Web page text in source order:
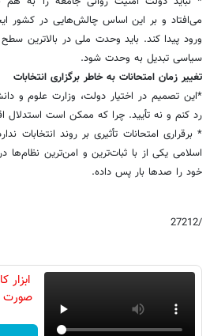
می‌افتاد و بر این اساس چالش‌هایی در کشور
ورود پیدا کند. باید وحدت ملی در بالاترین
سیاسی تبدیل به وحدت شود.
تغییر زمان امتحانات به خاطر برگزاری انتخابات
*این تصمیم در اختیار دولت، وزارت علوم و
رد کنم و نه تأیید. چرا که ممکن است استدلال
* برقراری امتحانات تأثیری بر روند
اسلامی یکی از با ثبات‌ترین و امن‌ترین
خود را صدها بار پس داده.
/27212
ابزار
صورت